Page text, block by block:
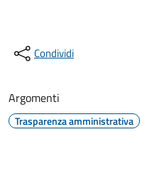
Condividi
Argomenti
Trasparenza amministrativa